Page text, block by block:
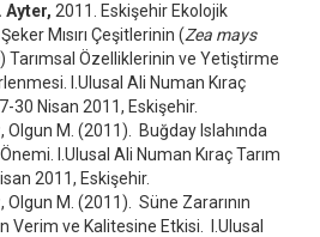
Ayter, 2011. Eskişehir Ekolojik
Mısırı Çeşitlerinin (Zea mays
) Tarımsal Özelliklerinin ve Yetiştirme
I.Ulusal Ali Numan Kıraç
30 Nisan 2011, Eskişehir.
, Olgun M. (2011). Buğday Islahında
I.Ulusal Ali Numan Kıraç Tarım
2011, Eskişehir.
, Olgun M. (2011). Süne Zararının
Verim ve Kalitesine Etkisi. I.Ulusal